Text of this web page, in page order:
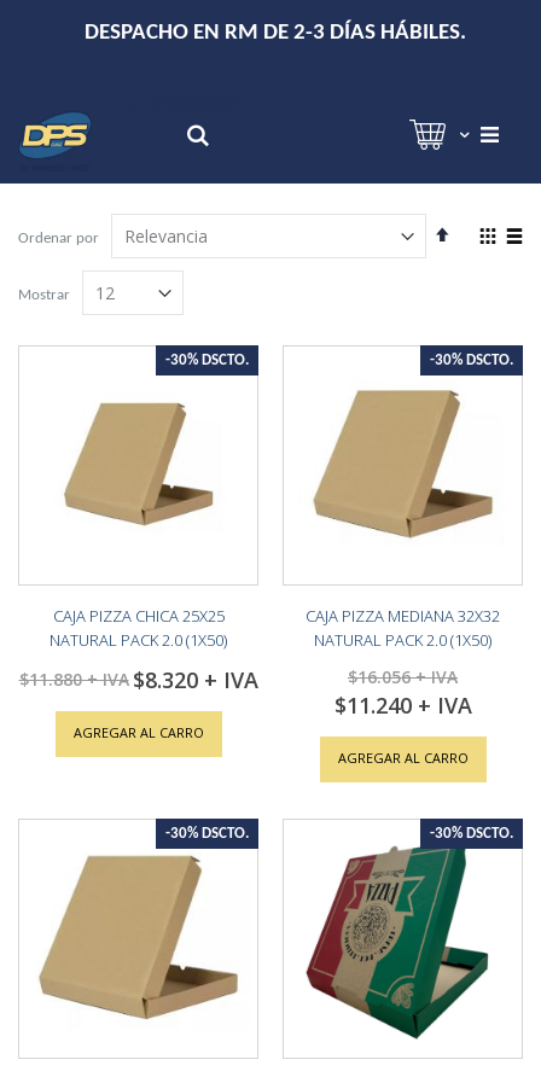
DESPACHO EN RM DE 2-3 DÍAS HÁBILES.
Ordenar por
EstablecerView
Mostrar
-30% DSCTO.
CAJA PIZZA CHICA 25X25
NATURAL PACK 2.0 (1X50)
$11.880
Special
Price
$8.320
AGREGAR AL CARRO
-30% DSCTO.
CAJA PIZZA MEDIANA 32X32
NATURAL PACK 2.0 (1X50)
$16.056
Special
Price
$11.240
AGREGAR AL CARRO
-30% DSCTO. -30% DSCTO.